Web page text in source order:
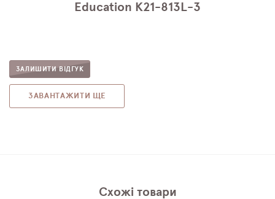
Education K21-813L-3
ЗАЛИШИТИ ВІДГУК
ЗАВАНТАЖИТИ ЩЕ
Схожі товари